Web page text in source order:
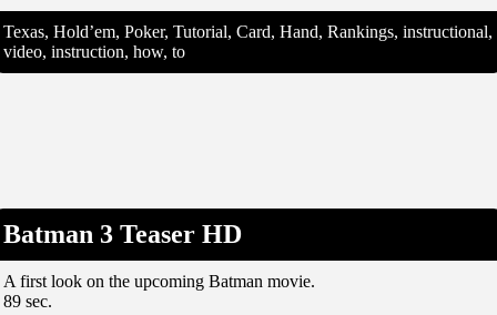
Texas, Hold’em, Poker, Tutorial, Card, Hand, Rankings, instructional,
video, instruction, how, to
Batman 3 Teaser HD
A first look on the upcoming Batman movie.
89 sec.